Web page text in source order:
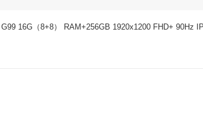
16G（8+8） RAM+256GB 1920x1200 FHD+ 90Hz